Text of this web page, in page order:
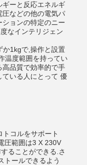
ーと反応エネルギ
などの他の電気パ
ョンの特定のニー
なインテリジェン
か1kgで,操作と設置
温度範囲を持ってい
高品質で効率的で手
いる人にとって 優
コルをサポート
圧範囲は3 X 230V
ることができる.さ
トールできるよう